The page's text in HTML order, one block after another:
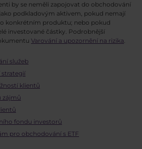
by se neměli zapojovat do obchodování
podkladovým aktivem, pokud nemají
konkrétním produktu; nebo pokud
investované částky. Podrobnější
Varování a upozornění na rizika.
služeb
klientů
zájmů
fondu investorů
pro obchodování s ETF